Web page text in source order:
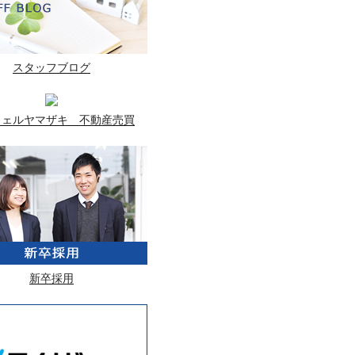
スタッフブログ
ェルヤマザキ 不動産売買
新卒採用